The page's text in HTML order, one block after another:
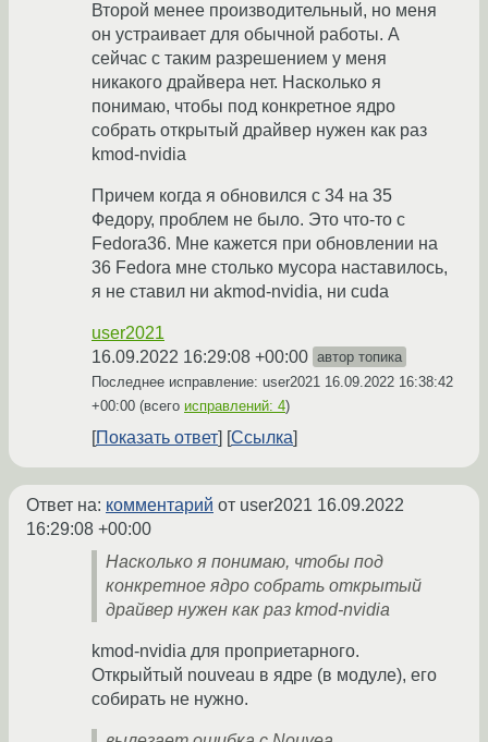
Второй менее производительный, но меня
он устраивает для обычной работы. А
сейчас с таким разрешением у меня
никакого драйвера нет. Насколько я
понимаю, чтобы под конкретное ядро
собрать открытый драйвер нужен как раз
kmod-nvidia
Причем когда я обновился с 34 на 35
Федору, проблем не было. Это что-то с
Fedora36. Мне кажется при обновлении на
36 Fedora мне столько мусора наставилось,
я не ставил ни akmod-nvidia, ни cuda
user2021
16.09.2022 16:29:08 +00:00 автор топика
Последнее исправление: user2021 16.09.2022 16:38:42
+00:00 (всего исправлений: 4)
Показать ответ Ссылка
Ответ на: комментарий от user2021 16.09.2022
16:29:08 +00:00
Насколько я понимаю, чтобы под
конкретное ядро собрать открытый
драйвер нужен как раз kmod-nvidia
kmod-nvidia для проприетарного.
Открыйтый nouveau в ядре (в модуле), его
собирать не нужно.